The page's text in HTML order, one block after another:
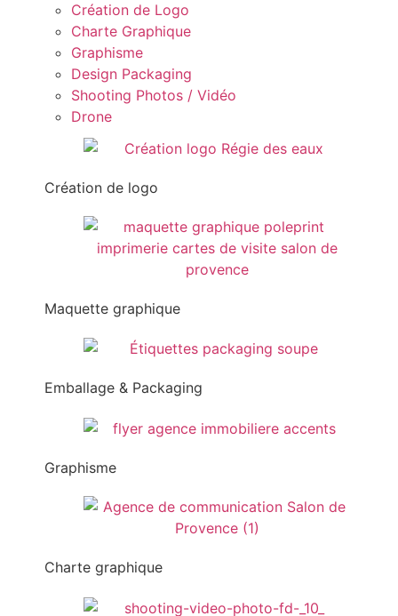
Création de Logo
Charte Graphique
Graphisme
Design Packaging
Shooting Photos / Vidéo
Drone
Création de logo
Maquette graphique
Emballage & Packaging
Graphisme
Charte graphique